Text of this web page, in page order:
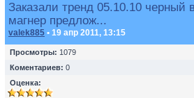
Заказали тренд 05.10.10 черный
магнер предлож...
valek885 • 19 апр 2011, 13:15
Просмотры: 1079
Коментариев: 0
Оценка: